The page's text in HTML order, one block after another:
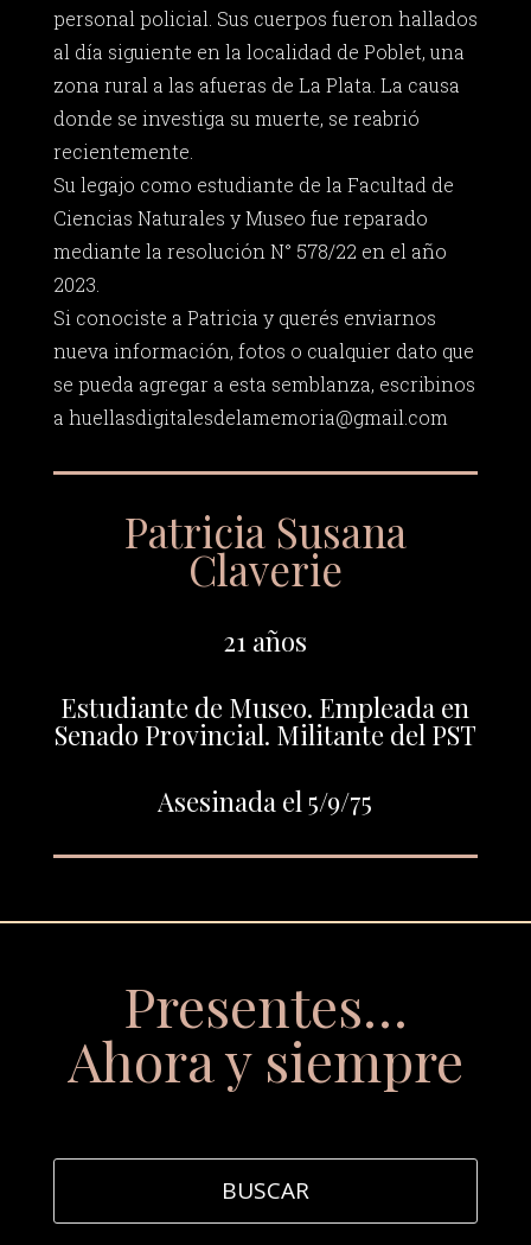
personal policial. Sus cuerpos fueron hallados
al día siguiente en la localidad de Poblet, una
zona rural a las afueras de La Plata. La causa
donde se investiga su muerte, se reabrió
recientemente.
Su legajo como estudiante de la Facultad de
Ciencias Naturales y Museo fue reparado
mediante la resolución N° 578/22 en el año
2023.
Si conociste a Patricia y querés enviarnos
nueva información, fotos o cualquier dato que
se pueda agregar a esta semblanza, escribinos
a huellasdigitalesdelamemoria@gmail.com
Patricia Susana
Claverie
21 años
Estudiante de Museo. Empleada en
Senado Provincial. Militante del PST
Asesinada el 5/9/75
Presentes…
Ahora y siempre